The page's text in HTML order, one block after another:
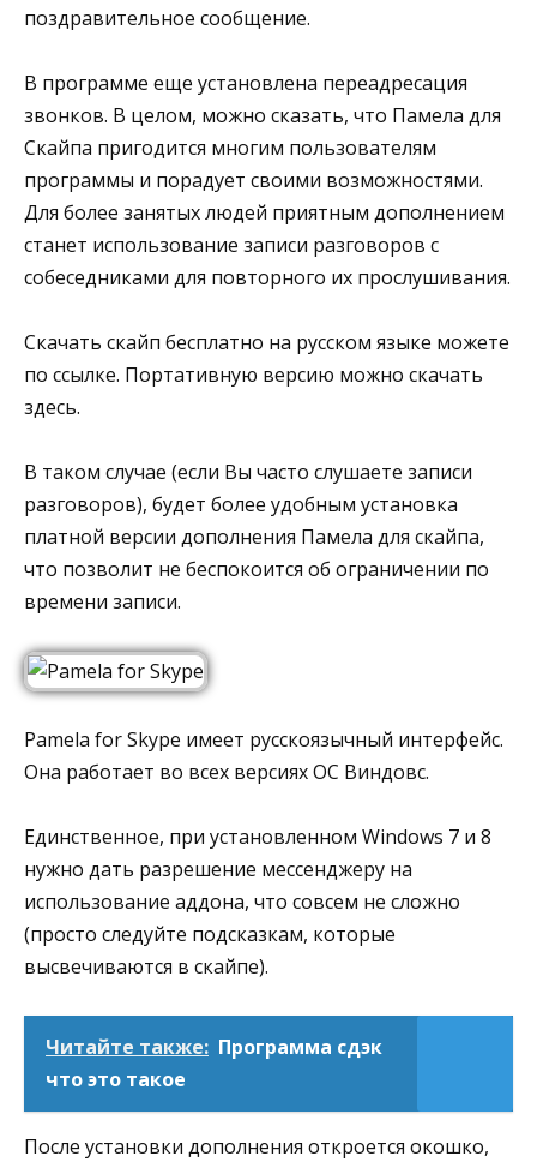
поздравительное сообщение.
В программе еще установлена переадресация
звонков. В целом, можно сказать, что Памела для
Скайпа пригодится многим пользователям
программы и порадует своими возможностями.
Для более занятых людей приятным дополнением
станет использование записи разговоров с
собеседниками для повторного их прослушивания.
Скачать скайп бесплатно на русском языке можете
по ссылке. Портативную версию можно скачать
здесь.
В таком случае (если Вы часто слушаете записи
разговоров), будет более удобным установка
платной версии дополнения Памела для скайпа,
что позволит не беспокоится об ограничении по
времени записи.
Pamela for Skype имеет русскоязычный интерфейс.
Она работает во всех версиях ОС Виндовс.
Единственное, при установленном Windows 7 и 8
нужно дать разрешение мессенджеру на
использование аддона, что совсем не сложно
(просто следуйте подсказкам, которые
высвечиваются в скайпе).
Читайте также: Программа сдэк
что это такое
После установки дополнения откроется окошко,